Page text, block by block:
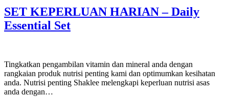
SET KEPERLUAN HARIAN – Daily
Essential Set
Tingkatkan pengambilan vitamin dan mineral anda dengan
rangkaian produk nutrisi penting kami dan optimumkan kesihatan
anda. Nutrisi penting Shaklee melengkapi keperluan nutrisi asas
anda dengan…